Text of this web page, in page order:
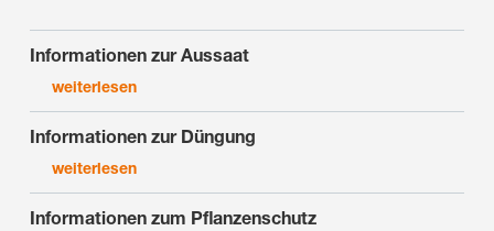
Informationen zur Aussaat
weiterlesen
Informationen zur Düngung
weiterlesen
Informationen zum Pflanzenschutz